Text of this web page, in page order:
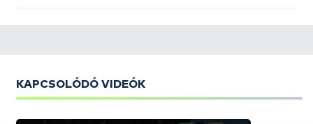
KAPCSOLÓDÓ VIDEÓK